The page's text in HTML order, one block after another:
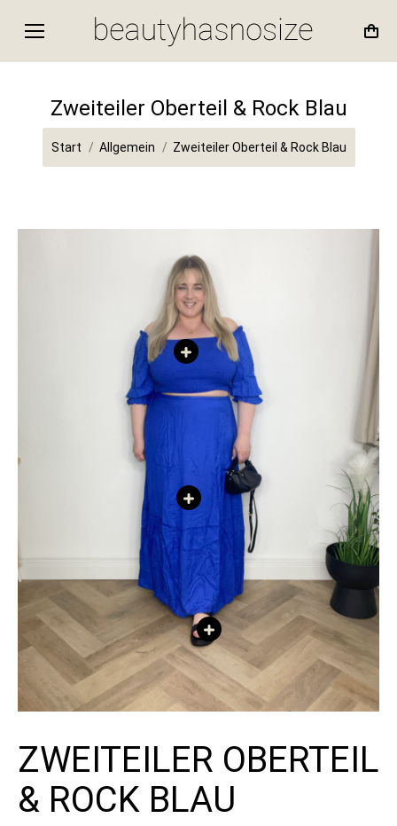
Zweiteiler Oberteil & Rock Blau
Sie befinden sich hier:
Start Allgemein Zweiteiler Oberteil & Rock Blau
ZWEITEILER OBERTEIL
& ROCK BLAU